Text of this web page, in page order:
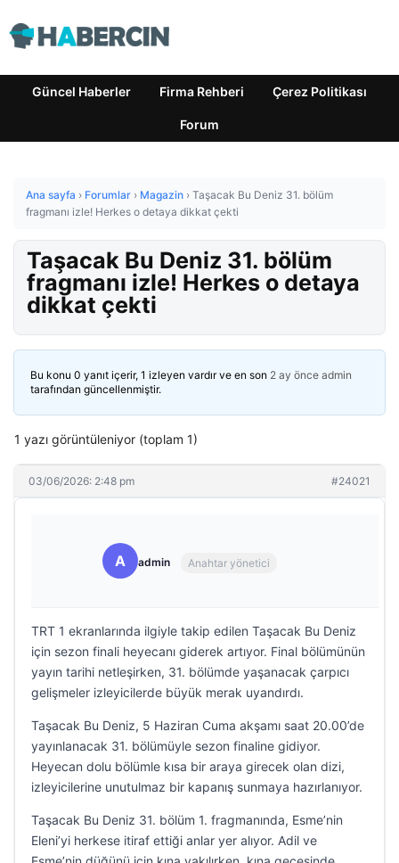
Güncel Haberler Firma Rehberi Çerez Politikası
Forum
Ana sayfa › Forumlar › Magazin › Taşacak Bu Deniz 31. bölüm
fragmanı izle! Herkes o detaya dikkat çekti
Taşacak Bu Deniz 31. bölüm
fragmanı izle! Herkes o detaya
dikkat çekti
Bu konu 0 yanıt içerir, 1 izleyen vardır ve en son 2 ay önce admin
tarafından güncellenmiştir.
1 yazı görüntüleniyor (toplam 1)
03/06/2026: 2:48 pm #24021
A admin Anahtar yönetici
TRT 1 ekranlarında ilgiyle takip edilen Taşacak Bu Deniz
için sezon finali heyecanı giderek artıyor. Final bölümünün
yayın tarihi netleşirken, 31. bölümde yaşanacak çarpıcı
gelişmeler izleyicilerde büyük merak uyandırdı.
Taşacak Bu Deniz, 5 Haziran Cuma akşamı saat 20.00’de
yayınlanacak 31. bölümüyle sezon finaline gidiyor.
Heyecan dolu bölümle kısa bir araya girecek olan dizi,
izleyicilerine unutulmaz bir kapanış sunmaya hazırlanıyor.
Taşacak Bu Deniz 31. bölüm 1. fragmanında, Esme’nin
Eleni’yi herkese itiraf ettiği anlar yer alıyor. Adil ve